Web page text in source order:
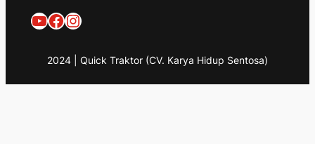
Quick Traktor
Traktor Quick 1953@quicktraktor
2024 | Quick Traktor (CV. Karya Hidup Sentosa)